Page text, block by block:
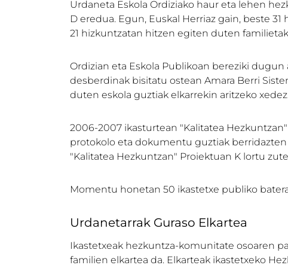
Urdaneta Eskola Ordiziako haur eta lehen
D eredua. Egun, Euskal Herriaz gain, beste
21 hizkuntzatan hitzen egiten duten
Ordizian eta Eskola Publikoan bereziki
desberdinak bisitatu ostean Amara Berri
duten eskola guztiak elkarrekin aritzeko
2006-2007 ikasturtean "Kalitatea
protokolo eta dokumentu guztiak berridazten
"Kalitatea Hezkuntzan" Proiektuan K lortu
Momentu honetan 50 ikastetxe publiko
Urdanetarrak Guraso Elkartea
Ikastetxeak hezkuntza-komunitate osoaren
familien elkartea da. Elkarteak ikastetxeko